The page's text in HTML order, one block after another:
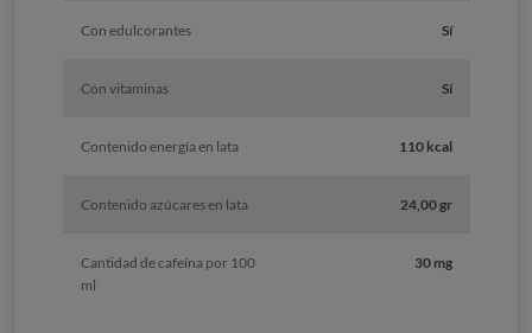
Con edulcorantes Sí
Con vitaminas Sí
Contenido energía en lata 110 kcal
Contenido azúcares en lata 24,00 gr
Cantidad de cafeína por 100
ml
30 mg